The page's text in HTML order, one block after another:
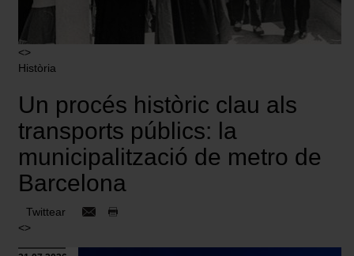
<>
Història
Un procés històric clau als
transports públics: la
municipalització de metro de
Barcelona
Twittear
<>